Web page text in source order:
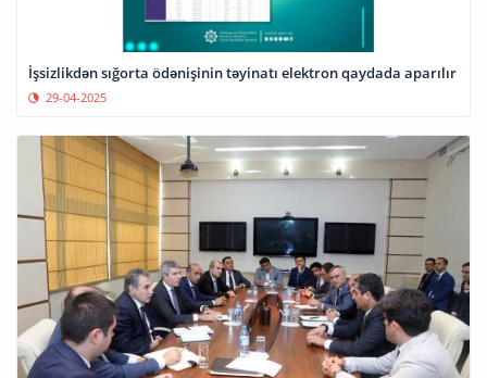
İşsizlikdən sığorta ödənişinin təyinatı elektron qaydada aparılır
29-04-2025